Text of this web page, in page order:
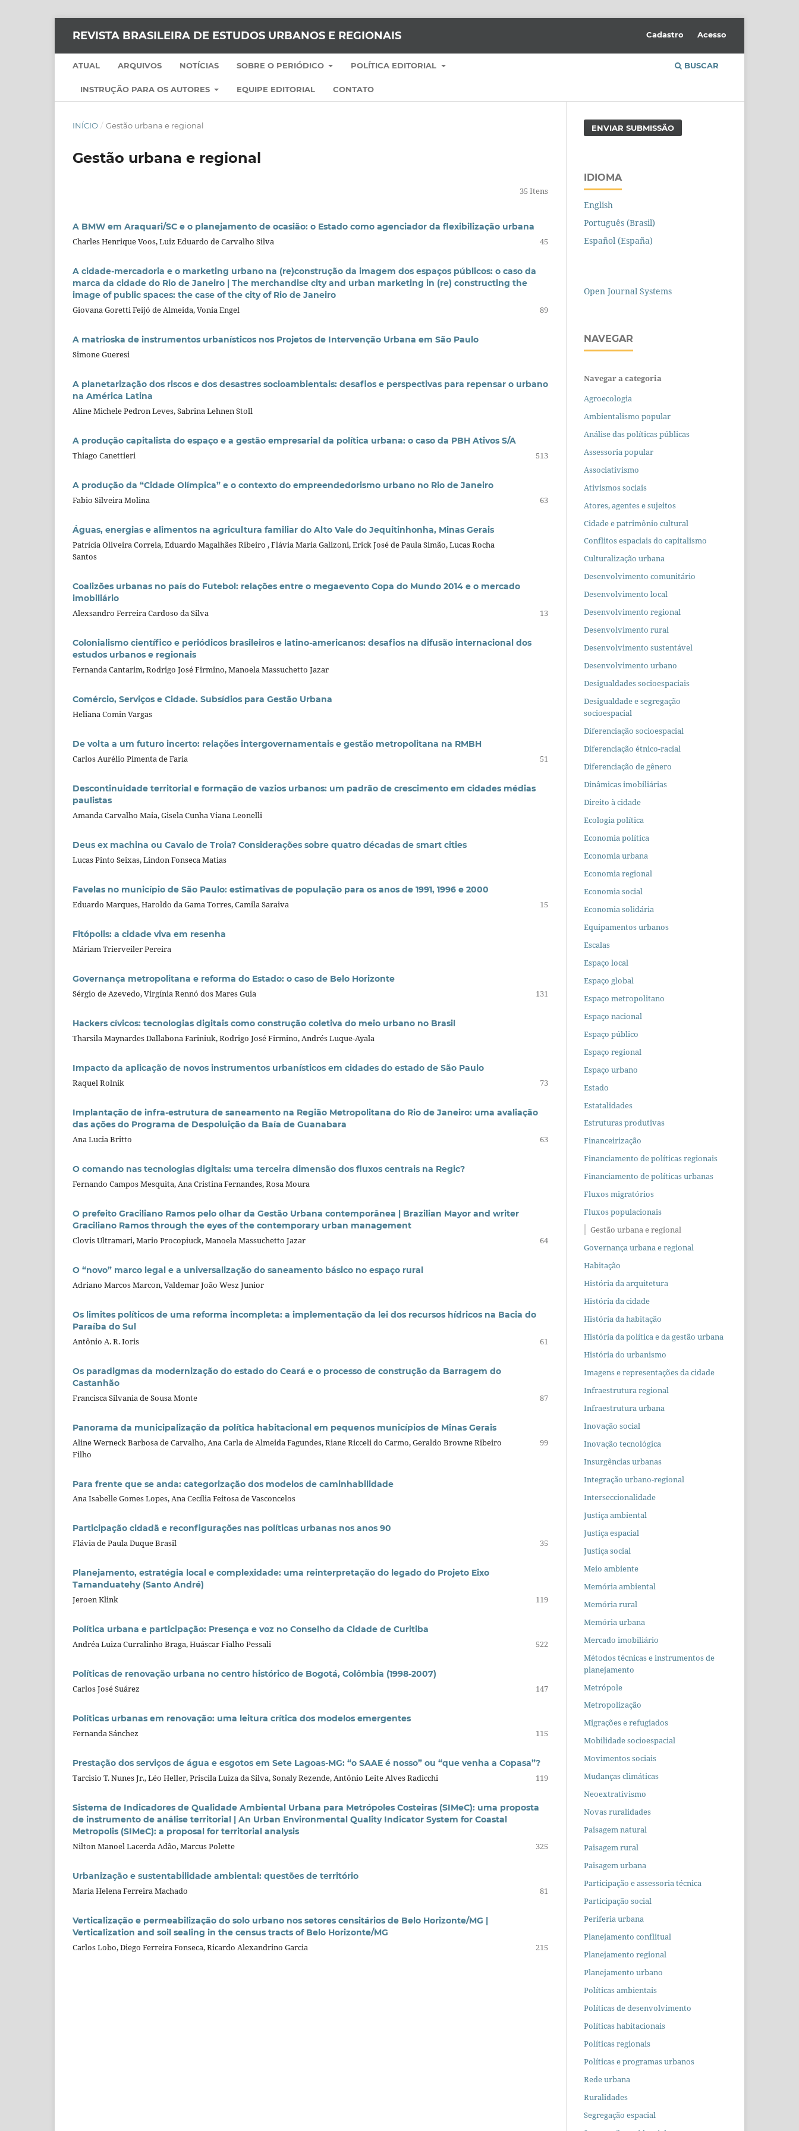
REVISTA BRASILEIRA DE ESTUDOS URBANOS E REGIONAIS
ATUAL ARQUIVOS NOTÍCIAS SOBRE O PERIÓDICO POLÍTICA EDITORIAL
INSTRUÇÃO PARA OS AUTORES EQUIPE EDITORIAL CONTATO
BUSCAR
Cadastro Acesso
INÍCIO / Gestão urbana e regional
Gestão urbana e regional
35 Itens
A BMW em Araquari/SC e o planejamento de ocasião: o Estado como agenciador da flexibilização urbana
Charles Henrique Voos, Luiz Eduardo de Carvalho Silva
45
A cidade-mercadoria e o marketing urbano na (re)construção da imagem dos espaços públicos: o caso da
marca da cidade do Rio de Janeiro | The merchandise city and urban marketing in (re) constructing the
image of public spaces: the case of the city of Rio de Janeiro
Giovana Goretti Feijó de Almeida, Vonia Engel
89
A matrioska de instrumentos urbanísticos nos Projetos de Intervenção Urbana em São Paulo
Simone Gueresi
A planetarização dos riscos e dos desastres socioambientais: desafios e perspectivas para repensar o urbano
na América Latina
Aline Michele Pedron Leves, Sabrina Lehnen Stoll
A produção capitalista do espaço e a gestão empresarial da política urbana: o caso da PBH Ativos S/A
Thiago Canettieri
513
A produção da “Cidade Olímpica” e o contexto do empreendedorismo urbano no Rio de Janeiro
Fabio Silveira Molina
63
Águas, energias e alimentos na agricultura familiar do Alto Vale do Jequitinhonha, Minas Gerais
Patrícia Oliveira Correia, Eduardo Magalhães Ribeiro , Flávia Maria Galizoni, Erick José de Paula Simão, Lucas Rocha
Santos
Coalizões urbanas no país do Futebol: relações entre o megaevento Copa do Mundo 2014 e o mercado
imobiliário
Alexsandro Ferreira Cardoso da Silva
13
Colonialismo científico e periódicos brasileiros e latino-americanos: desafios na difusão internacional dos
estudos urbanos e regionais
Fernanda Cantarim, Rodrigo José Firmino, Manoela Massuchetto Jazar
Comércio, Serviços e Cidade. Subsídios para Gestão Urbana
Heliana Comin Vargas
De volta a um futuro incerto: relações intergovernamentais e gestão metropolitana na RMBH
Carlos Aurélio Pimenta de Faria
51
Descontinuidade territorial e formação de vazios urbanos: um padrão de crescimento em cidades médias
paulistas
Amanda Carvalho Maia, Gisela Cunha Viana Leonelli
Deus ex machina ou Cavalo de Troia? Considerações sobre quatro décadas de smart cities
Lucas Pinto Seixas, Lindon Fonseca Matias
Favelas no município de São Paulo: estimativas de população para os anos de 1991, 1996 e 2000
Eduardo Marques, Haroldo da Gama Torres, Camila Saraiva
15
Fitópolis: a cidade viva em resenha
Máriam Trierveiler Pereira
Governança metropolitana e reforma do Estado: o caso de Belo Horizonte
Sérgio de Azevedo, Virgínia Rennó dos Mares Guia
131
Hackers cívicos: tecnologias digitais como construção coletiva do meio urbano no Brasil
Tharsila Maynardes Dallabona Fariniuk, Rodrigo José Firmino, Andrés Luque-Ayala
Impacto da aplicação de novos instrumentos urbanísticos em cidades do estado de São Paulo
Raquel Rolnik
73
Implantação de infra-estrutura de saneamento na Região Metropolitana do Rio de Janeiro: uma avaliação
das ações do Programa de Despoluição da Baía de Guanabara
Ana Lucia Britto
63
O comando nas tecnologias digitais: uma terceira dimensão dos fluxos centrais na Regic?
Fernando Campos Mesquita, Ana Cristina Fernandes, Rosa Moura
O prefeito Graciliano Ramos pelo olhar da Gestão Urbana contemporânea | Brazilian Mayor and writer
Graciliano Ramos through the eyes of the contemporary urban management
Clovis Ultramari, Mario Procopiuck, Manoela Massuchetto Jazar
64
O “novo” marco legal e a universalização do saneamento básico no espaço rural
Adriano Marcos Marcon, Valdemar João Wesz Junior
Os limites políticos de uma reforma incompleta: a implementação da lei dos recursos hídricos na Bacia do
Paraíba do Sul
Antônio A. R. Ioris
61
Os paradigmas da modernização do estado do Ceará e o processo de construção da Barragem do
Castanhão
Francisca Silvania de Sousa Monte
87
Panorama da municipalização da política habitacional em pequenos municípios de Minas Gerais
Aline Werneck Barbosa de Carvalho, Ana Carla de Almeida Fagundes, Riane Ricceli do Carmo, Geraldo Browne Ribeiro
Filho
99
Para frente que se anda: categorização dos modelos de caminhabilidade
Ana Isabelle Gomes Lopes, Ana Cecília Feitosa de Vasconcelos
Participação cidadã e reconfigurações nas políticas urbanas nos anos 90
Flávia de Paula Duque Brasil
35
Planejamento, estratégia local e complexidade: uma reinterpretação do legado do Projeto Eixo
Tamanduatehy (Santo André)
Jeroen Klink
119
Política urbana e participação: Presença e voz no Conselho da Cidade de Curitiba
Andréa Luiza Curralinho Braga, Huáscar Fialho Pessali
522
Políticas de renovação urbana no centro histórico de Bogotá, Colômbia (1998-2007)
Carlos José Suárez
147
Políticas urbanas em renovação: uma leitura crítica dos modelos emergentes
Fernanda Sánchez
115
Prestação dos serviços de água e esgotos em Sete Lagoas-MG: “o SAAE é nosso” ou “que venha a Copasa”?
Tarcisio T. Nunes Jr., Léo Heller, Priscila Luiza da Silva, Sonaly Rezende, Antônio Leite Alves Radicchi
119
Sistema de Indicadores de Qualidade Ambiental Urbana para Metrópoles Costeiras (SIMeC): uma proposta
de instrumento de análise territorial | An Urban Environmental Quality Indicator System for Coastal
Metropolis (SIMeC): a proposal for territorial analysis
Nilton Manoel Lacerda Adão, Marcus Polette
325
Urbanização e sustentabilidade ambiental: questões de território
Maria Helena Ferreira Machado
81
Verticalização e permeabilização do solo urbano nos setores censitários de Belo Horizonte/MG |
Verticalization and soil sealing in the census tracts of Belo Horizonte/MG
Carlos Lobo, Diego Ferreira Fonseca, Ricardo Alexandrino Garcia
215
ENVIAR SUBMISSÃO
IDIOMA
English
Português (Brasil)
Español (España)
Open Journal Systems
NAVEGAR
Navegar a categoria
Agroecologia
Ambientalismo popular
Análise das políticas públicas
Assessoria popular
Associativismo
Ativismos sociais
Atores, agentes e sujeitos
Cidade e patrimônio cultural
Conflitos espaciais do capitalismo
Culturalização urbana
Desenvolvimento comunitário
Desenvolvimento local
Desenvolvimento regional
Desenvolvimento rural
Desenvolvimento sustentável
Desenvolvimento urbano
Desigualdades socioespaciais
Desigualdade e segregação
socioespacial
Diferenciação socioespacial
Diferenciação étnico-racial
Diferenciação de gênero
Dinâmicas imobiliárias
Direito à cidade
Ecologia política
Economia política
Economia urbana
Economia regional
Economia social
Economia solidária
Equipamentos urbanos
Escalas
Espaço local
Espaço global
Espaço metropolitano
Espaço nacional
Espaço público
Espaço regional
Espaço urbano
Estado
Estatalidades
Estruturas produtivas
Financeirização
Financiamento de políticas regionais
Financiamento de políticas urbanas
Fluxos migratórios
Fluxos populacionais
Gestão urbana e regional
Governança urbana e regional
Habitação
História da arquitetura
História da cidade
História da habitação
História da política e da gestão urbana
História do urbanismo
Imagens e representações da cidade
Infraestrutura regional
Infraestrutura urbana
Inovação social
Inovação tecnológica
Insurgências urbanas
Integração urbano-regional
Interseccionalidade
Justiça ambiental
Justiça espacial
Justiça social
Meio ambiente
Memória ambiental
Memória rural
Memória urbana
Mercado imobiliário
Métodos técnicas e instrumentos de
planejamento
Metrópole
Metropolização
Migrações e refugiados
Mobilidade socioespacial
Movimentos sociais
Mudanças climáticas
Neoextrativismo
Novas ruralidades
Paisagem natural
Paisagem rural
Paisagem urbana
Participação e assessoria técnica
Participação social
Periferia urbana
Planejamento conflitual
Planejamento regional
Planejamento urbano
Políticas ambientais
Políticas de desenvolvimento
Políticas habitacionais
Políticas regionais
Políticas e programas urbanos
Rede urbana
Ruralidades
Segregação espacial